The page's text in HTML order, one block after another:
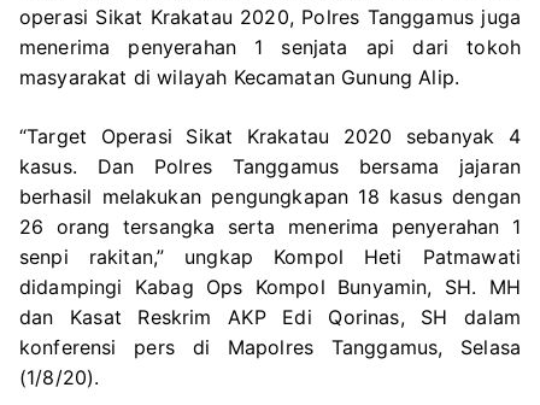
operasi Sikat Krakatau 2020, Polres Tanggamus juga
menerima penyerahan 1 senjata api dari tokoh
masyarakat di wilayah Kecamatan Gunung Alip.
“Target Operasi Sikat Krakatau 2020 sebanyak 4
kasus. Dan Polres Tanggamus bersama jajaran
berhasil melakukan pengungkapan 18 kasus dengan
26 orang tersangka serta menerima penyerahan 1
senpi rakitan,” ungkap Kompol Heti Patmawati
didampingi Kabag Ops Kompol Bunyamin, SH. MH
dan Kasat Reskrim AKP Edi Qorinas, SH dalam
konferensi pers di Mapolres Tanggamus, Selasa
(1/8/20).